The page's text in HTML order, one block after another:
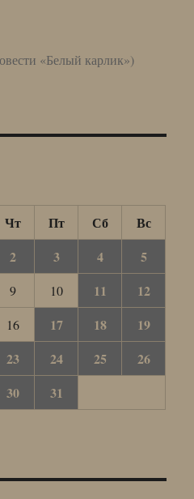
«Белый карлик»)
Чт Пт Сб
Вс
2 3 4
5
9 10 11
12
16 17 18
19
23 24 25 26
30 31